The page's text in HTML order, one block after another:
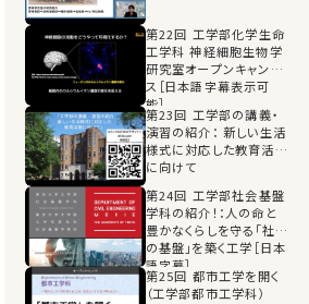
第22回 工学部化学生命
工学科 神経細胞生物学
研究室オープンキャンパ
ス［日本語字幕表示可
能］
第23回 工学部の講義・
演習の紹介： 新しい生活
様式に対応した教育活動
に向けて
第24回 工学部社会基盤
学科の紹介！：人の命と
豊かなくらしを守る「社会
の基盤」を築く工学［日本
語字幕］
第25回 都市工学を開く
（工学部都市工学科）